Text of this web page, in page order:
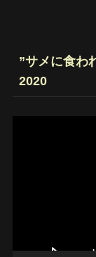
”サメに食わ
2020